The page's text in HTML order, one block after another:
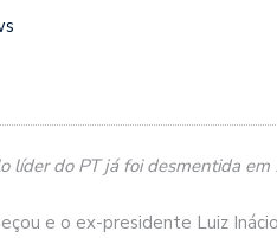
líder do PT já foi desmentida em
e o ex-presidente Luiz